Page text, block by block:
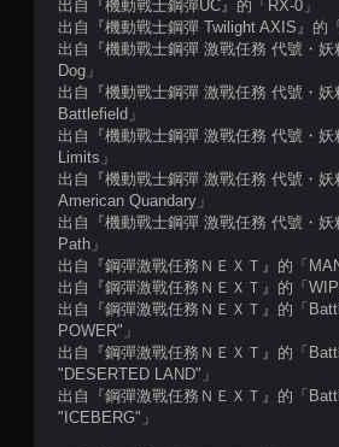
出自『機動戰士鋼彈UC』的「RX-0」
出自『機動戰士鋼彈 Twilight AXIS』的
出自『機動戰士鋼彈 激戰任務 代號・
Dog」
出自『機動戰士鋼彈 激戰任務 代號・
Battlefield」
出自『機動戰士鋼彈 激戰任務 代號・
Limits」
出自『機動戰士鋼彈 激戰任務 代號・妖
American Quandary」
出自『機動戰士鋼彈 激戰任務 代號・妖
Path」
出自『鋼彈激戰任務ＮＥＸＴ』的「
出自『鋼彈激戰任務ＮＥＸＴ』的「
出自『鋼彈激戰任務ＮＥＸＴ』的「
POWER"」
出自『鋼彈激戰任務ＮＥＸＴ』的「
"DESERTED LAND"」
出自『鋼彈激戰任務ＮＥＸＴ』的「
"ICEBERG"」